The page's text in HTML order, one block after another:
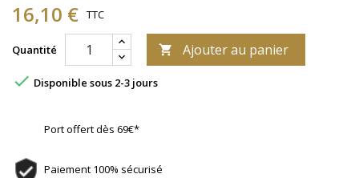
16,10 € TTC
Quantité  Ajouter au panier
 Disponible sous 2-3 jours
Port offert dès 69€*
Paiement 100% sécurisé